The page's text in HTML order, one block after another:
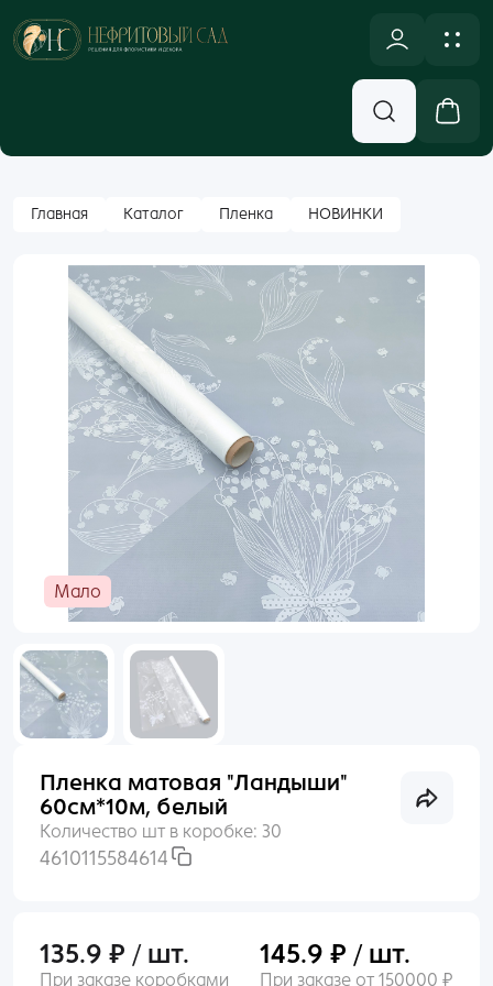
Кашпо и Коробки
Корзины
Лента
Новогодний ассортимент
Пакеты
Пленка
Сухоцветы, Перья
Упаковочные материалы
Выгодное предложение
Новинки
Главная Каталог Пленка НОВИНКИ
Мало
Пленка матовая "Ландыши"
60см*10м, белый
Количество шт в коробке: 30
4610115584614
135.9 ₽ / шт.
При заказе коробками
145.9 ₽ / шт.
При заказе от 150000 ₽
Пароль
Забыли пароль?
Раньше входили по номеру телефона?
Войти
Нет аккаунта? Создать